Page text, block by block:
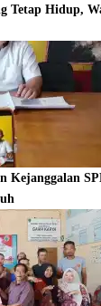
Tetap Hidup,
Kejanggalan